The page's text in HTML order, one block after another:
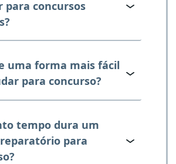
para concursos
uma forma mais fácil
para concurso?
tempo dura um
para